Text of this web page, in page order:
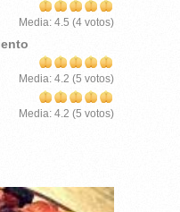
Media: 4.5 (4 votos)
Media: 4.2 (5 votos)
Media: 4.2 (5 votos)